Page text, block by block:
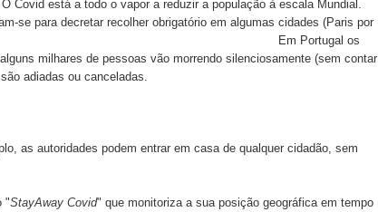
Covid está a todo o vapor a reduzir a população à escala Mundial.
se para decretar recolher obrigatório em algumas cidades (Paris por
Em Portugal os
milhares de pessoas vão morrendo silenciosamente (sem contar
adiadas ou canceladas.
as autoridades podem entrar em casa de qualquer cidadão, sem
"StayAway Covid" que monitoriza a sua posição geográfica em tempo